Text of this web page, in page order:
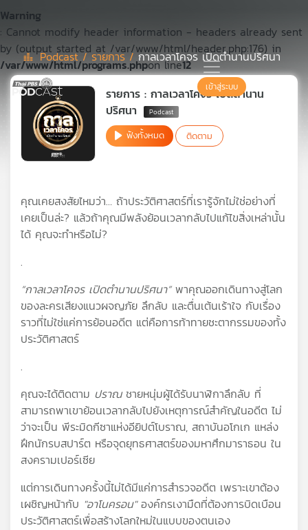
Podcast
เพล
สต์
ของ
คุณ
เพลง
บทความ
ข่าว
และ
กิจกรรม
เข้าสู่ระบบ
Warning
: Cannot modify header information - headers already sent
by (output started at /var/www/html/header.php:176) in
/var/www/html/programs.phpon line12
Podcast /รายการ /กาลเวลาโคจร เปิดตำนานปริศนา
รายการ : กาลเวลาโคจร เปิดตำนาน
ปริศนา
ฟังทั้งหมด ติดตาม
คุณเคยสงสัยไหมว่า… ถ้าประวัติศาสตร์ที่เรารู้จักไม่ใช่อย่างที่
เคยเป็นล่ะ? แล้วถ้าคุณมีพลังย้อนเวลากลับไปแก้ไขสิ่งเหล่านั้น
ได้ คุณจะทำหรือไม่?
.
“กาลเวลาโคจร เปิดตำนานปริศนา”พาคุณออกเดินทางสู่โลก
ของละครเสียงแนวผจญภัย ลึกลับ และตื่นเต้นเร้าใจ กับเรื่อง
ราวที่ไม่ใช่แค่การย้อนอดีต แต่คือการท้าทายชะตากรรมของทั้ง
ประวัติศาสตร์
.
คุณจะได้ติดตาม ปราณชายหนุ่มผู้ได้รับนาฬิกาลึกลับ ที่
สามารถพาเขาย้อนเวลากลับไปยังเหตุการณ์สำคัญในอดีต ไม่
ว่าจะเป็น พีระมิดกีซาแห่งอียิปต์โบราณ, สถาบันอโกเก แหล่ง
ฝึกนักรบสปาร์ต หรือจุดยุทธศาสตร์ของมหาศึกมาราธอน ใน
สงครามเปอร์เซีย
แต่การเดินทางครั้งนี้ไม่ได้มีแค่การสำรวจอดีต เพราะเขาต้อง
เผชิญหน้ากับ "อาโนครอน"องค์กรเงามืดที่ต้องการบิดเบือน
ประวัติศาสตร์เพื่อสร้างโลกใหม่ในแบบของตนเอง